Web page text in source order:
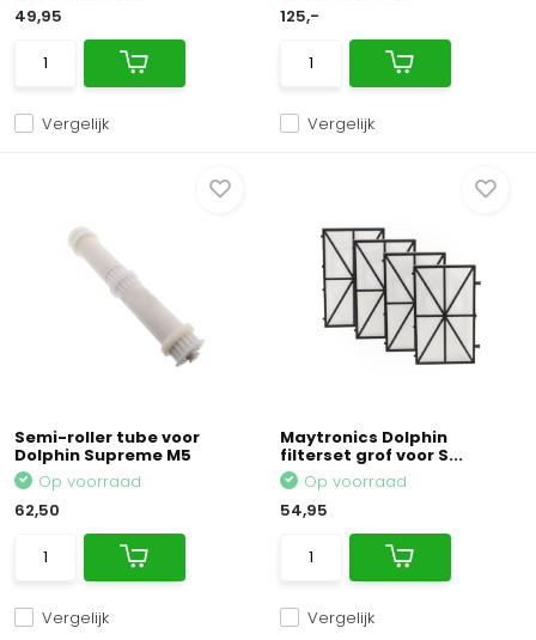
Vergelijk
49,95
Vergelijk
125,-
Semi-roller tube voor
Dolphin Supreme M5
Vergelijk
Op voorraad
62,50
Maytronics Dolphin
filterset grof voor S...
Vergelijk
Op voorraad
54,95